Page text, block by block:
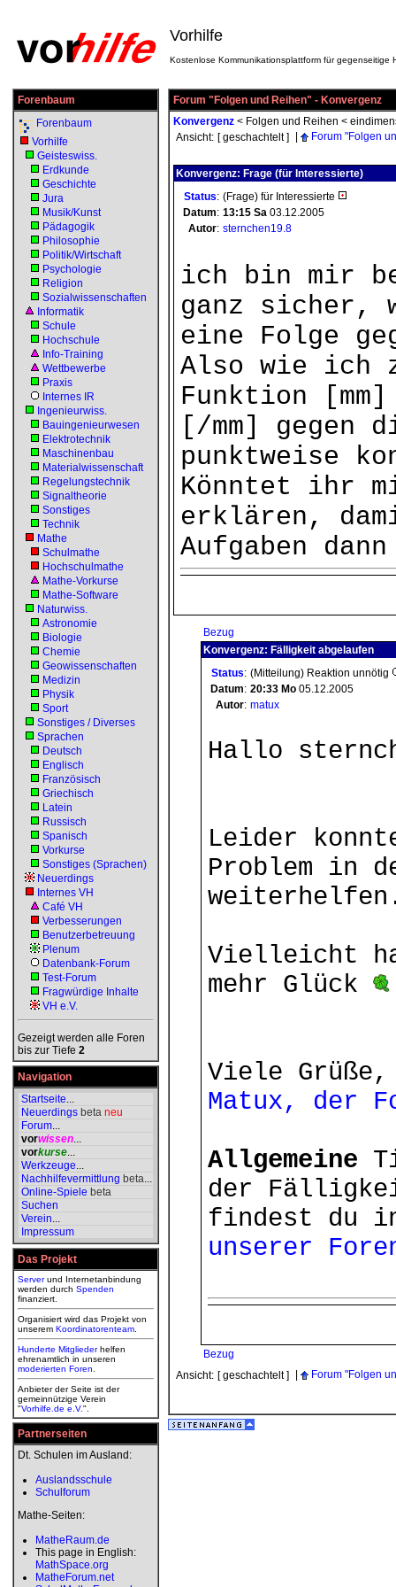
Vorhilfe
Kostenlose Kommunikationsplattform für gegenseitige
Forenbaum
Forenbaum
Vorhilfe
Geisteswiss.
Erdkunde
Geschichte
Jura
Musik/Kunst
Pädagogik
Philosophie
Politik/Wirtschaft
Psychologie
Religion
Sozialwissenschaften
Informatik
Schule
Hochschule
Info-Training
Wettbewerbe
Praxis
Internes IR
Ingenieurwiss.
Bauingenieurwesen
Elektrotechnik
Maschinenbau
Materialwissenschaft
Regelungstechnik
Signaltheorie
Sonstiges
Technik
Mathe
Schulmathe
Hochschulmathe
Mathe-Vorkurse
Mathe-Software
Naturwiss.
Astronomie
Biologie
Chemie
Geowissenschaften
Medizin
Physik
Sport
Sonstiges / Diverses
Sprachen
Deutsch
Englisch
Französisch
Griechisch
Latein
Russisch
Spanisch
Vorkurse
Sonstiges (Sprachen)
Neuerdings
Internes VH
Café VH
Verbesserungen
Benutzerbetreuung
Plenum
Datenbank-Forum
Test-Forum
Fragwürdige Inhalte
VH e.V.
Gezeigt werden alle Foren
bis zur Tiefe 2
Navigation
Startseite...
Neuerdings beta neu
Forum...
vorwissen...
vorkurse...
Werkzeuge...
Nachhilfevermittlung beta...
Online-Spiele beta
Suchen
Verein...
Impressum
Das Projekt
Serverund Internetanbindung
werden durch Spenden
finanziert.
Organisiert wird das Projekt von
unserem Koordinatorenteam
Hunderte Mitgliederhelfen
ehrenamtlich in unseren
moderierten Foren
Anbieter der Seite ist der
gemeinnützige Verein
"Vorhilfe.de e.V.".
Partnerseiten
Dt. Schulen im Ausland:
Auslandsschule
Schulforum
Mathe-Seiten:
MatheRaum.de
This page in English:
MathSpace.org
MatheForum.net
Forum "Folgen und Reihen" - Konvergenz
Konvergenz < Folgen und Reihen <
Ansicht: [ geschachtelt ] Forum "Folgen
Konvergenz: Frage (für Interessierte)
Status: (Frage) für Interessierte
Datum: 13:15 Sa 03.12.2005
Autor: sternchen19.8
ich bin mir
ganz sicher,
eine Folge
Also wie ich
Funktion
[/mm] gegen
punktweise
Könntet ihr
erklären,
Aufgaben
Bezug
Konvergenz: Fälligkeit abgelaufen
Status: (Mitteilung) Reaktion unnötig
Datum: 20:33 Mo 05.12.2005
Autor: matux
Hallo
Leider
Problem in
Vielleicht
mehr Glück
Viele Grüße,
Matux, der
Allgemeine
der
findest du
unserer
Bezug
Ansicht: [ geschachtelt ] Forum "Folgen